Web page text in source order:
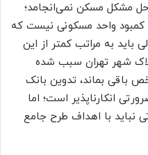
مشکل مسکن نمی‌‌انجامد؛
کمبود واحد مسکونی نیست که
باید به مراتب کمتر از این
شهر تهران سبب شده
باقی بماند، تدوین بانک
انکارناپذیر است؛ اما
نباید با اهداف طرح جامع